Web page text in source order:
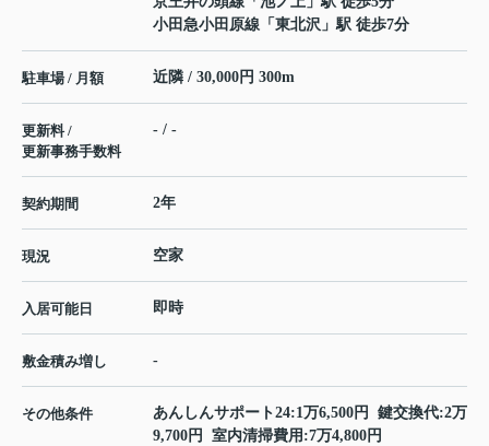
小田急小田原線 「 東北沢 」駅 徒歩7分
駐車場 / 月額 近隣 / 30,000円 300m
更新料 /
更新事務手数料
- / -
契約期間 2年
現況 空家
入居可能日 即時
敷金積み増し -
その他条件
あんしんサポート24:1万6,500円 鍵交換代:2万
9,700円 室内清掃費用:7万4,800円